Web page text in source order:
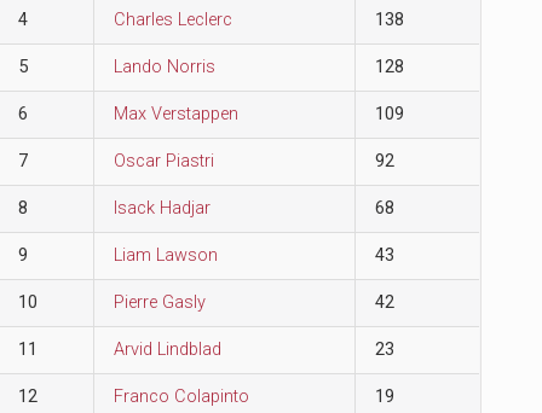
4 Charles Leclerc 138
5 Lando Norris 128
6 Max Verstappen 109
7 Oscar Piastri 92
8 Isack Hadjar 68
9 Liam Lawson 43
10 Pierre Gasly 42
11 Arvid Lindblad 23
12 Franco Colapinto 19